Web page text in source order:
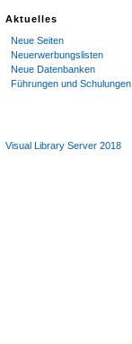
Aktuelles
Neue Seiten
Neuerwerbungslisten
Neue Datenbanken
Führungen und Schulungen
Visual Library Server 2018